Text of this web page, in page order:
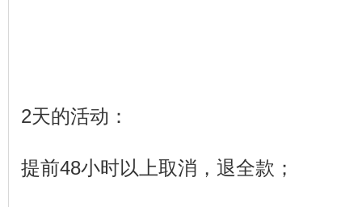
2天的活动：
提前48小时以上取消，退全款；